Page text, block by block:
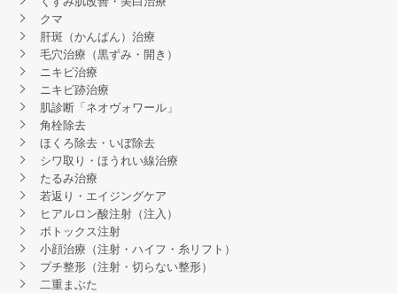
クマ
肝斑（かんぱん）治療
毛穴治療（黒ずみ・開き）
ニキビ治療
ニキビ跡治療
肌診断「ネオヴォワール」
角栓除去
ほくろ除去・いぼ除去
シワ取り・ほうれい線治療
たるみ治療
若返り・エイジングケア
ヒアルロン酸注射（注入）
ボトックス注射
小顔治療（注射・ハイフ・糸リフト）
プチ整形（注射・切らない整形）
二重まぶた